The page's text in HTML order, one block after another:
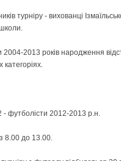
турніру - вихованці
2013 років народження
категоріях.
- футболісти 2012-2013 р.н.
8.00 до 13.00.